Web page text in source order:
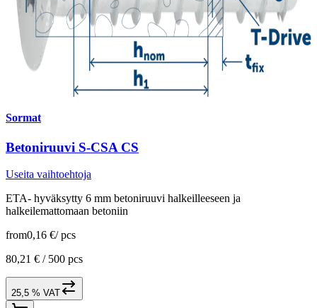
Sormat
Betoniruuvi S-CSA CS
Useita vaihtoehtoja
ETA- hyväksytty 6 mm betoniruuvi halkeilleeseen ja
halkeilemattomaan betoniin
from0,16 €/ pcs
80,21 € / 500 pcs
25,5 % VAT